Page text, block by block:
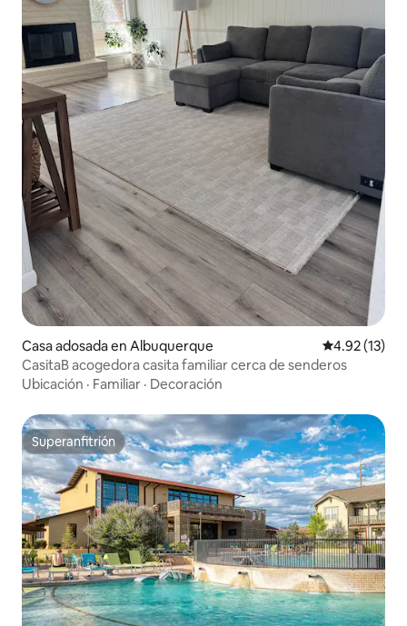
Casa adosada en Albuquerque Calificación
4.92 (13)
CasitaB acogedora casita familiar cerca de senderos
Ubicación · Familiar · Decoración
Superanfitrión
Superanfitrión